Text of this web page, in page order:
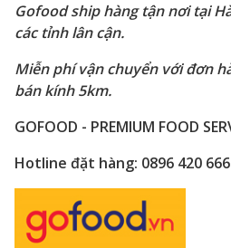
Gofood ship hàng tận nơi tại
các tỉnh lân cận.
Miễn phí vận chuyển với đơn
bán kính 5km.
GOFOOD - PREMIUM FOOD
Hotline đặt hàng: 0896 420 666